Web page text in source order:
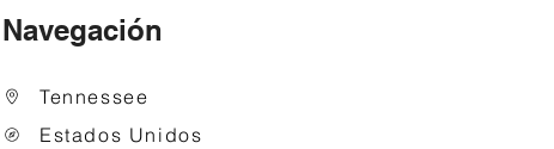
Navegación
Tennessee
Estados Unidos